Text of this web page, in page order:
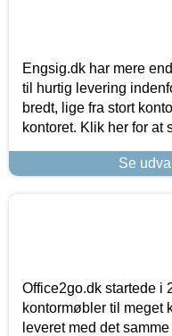
Engsig.dk har mere
til hurtig levering
bredt, lige fra stort
kontoret. Klik her for at
Se
Office2go.dk startede i
kontormøbler til meget
leveret med det